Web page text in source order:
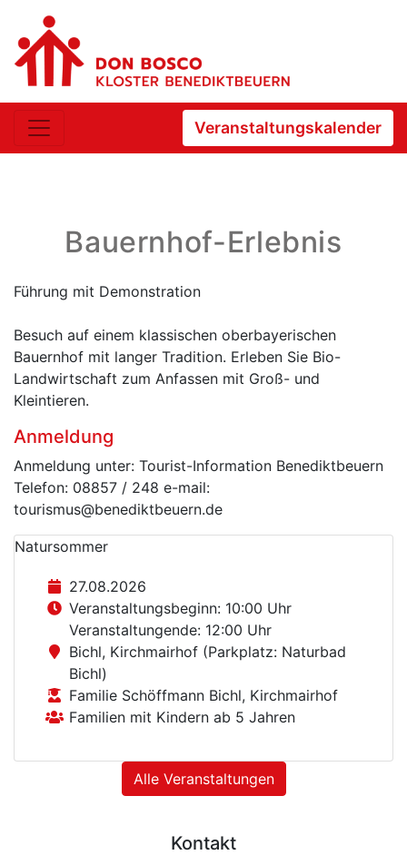
Veranstaltungskalender
Bauernhof-Erlebnis
Führung mit Demonstration
Besuch auf einem klassischen oberbayerischen
Bauernhof mit langer Tradition. Erleben Sie Bio-
Landwirtschaft zum Anfassen mit Groß- und
Kleintieren.
Anmeldung
Anmeldung unter: Tourist-Information Benediktbeuern
Telefon: 08857 / 248 e-mail:
tourismus@benediktbeuern.de
Natur­sommer
27.08.2026
Veranstaltungsbeginn: 10:00 Uhr
Veranstaltungende: 12:00 Uhr
Bichl, Kirchmairhof (Parkplatz: Naturbad
Bichl)
Familie Schöffmann Bichl, Kirchmairhof
Familien mit Kindern ab 5 Jahren
Alle Veranstaltungen
Kontakt